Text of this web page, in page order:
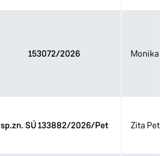
153072/2026 Monika
sp.zn. SÚ 133882/2026/Pet Zita